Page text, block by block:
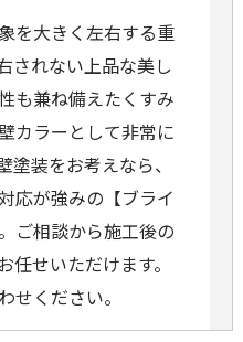
を大きく左右する重
されない上品な美し
も兼ね備えたくすみ
カラーとして非常に
塗装をお考えなら、
応が強みの【ブライ
ご相談から施工後の
任せいただけます。
せください。